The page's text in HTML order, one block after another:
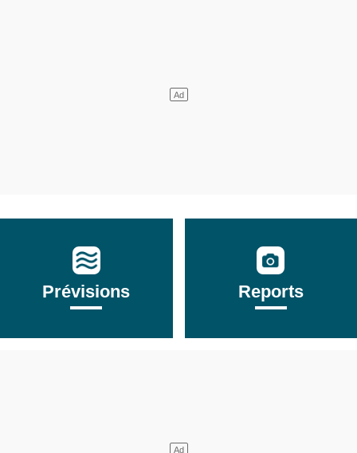
Prévisions Reports